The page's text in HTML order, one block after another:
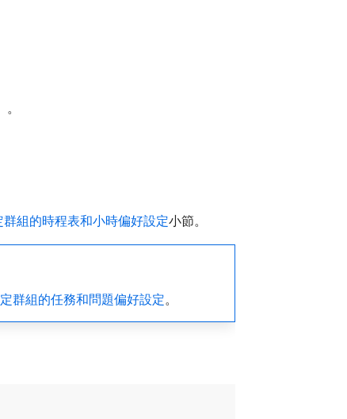
群組的時程表和小時偏好設定小節。
群組的任務和問題偏好設定。